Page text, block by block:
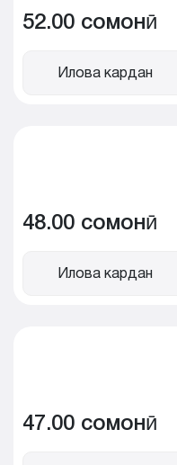
52.00 сомонӣ
Илова кардан
48.00 сомонӣ
Илова кардан
47.00 сомонӣ